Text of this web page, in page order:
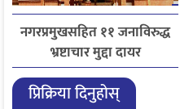
नगरप्रमुखसहित ११ जनाविरुद्ध
भ्रष्टाचार मुद्दा दायर
प्रिक्रिया दिनुहोस्